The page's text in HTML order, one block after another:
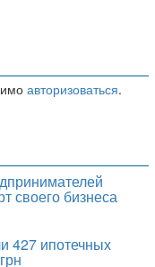
авторизоваться.